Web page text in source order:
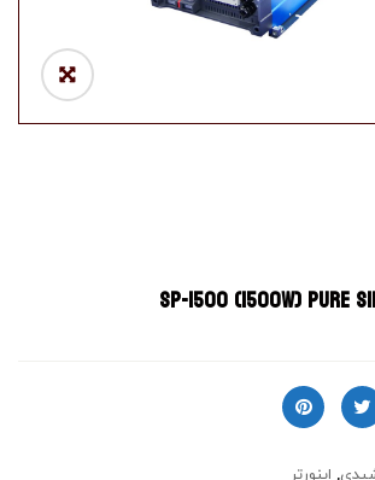
SP-1500 (1500W) Pure
, اینورتر